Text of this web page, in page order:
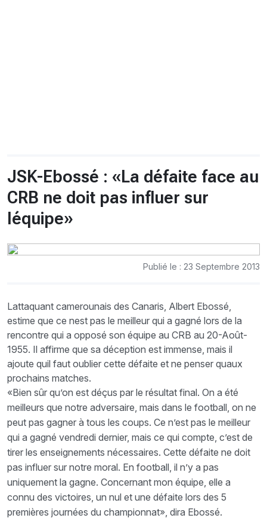
JSK-Ebossé : «La défaite face au
CRB ne doit pas influer sur
léquipe»
Publié le : 23 Septembre 2013
Lattaquant camerounais des Canaris, Albert Ebossé,
estime que ce nest pas le meilleur qui a gagné lors de la
rencontre qui a opposé son équipe au CRB au 20-Août-
1955. Il affirme que sa déception est immense, mais il
ajoute quil faut oublier cette défaite et ne penser quaux
prochains matches.
«Bien sûr qu’on est déçus par le résultat final. On a été
meilleurs que notre adversaire, mais dans le football, on ne
peut pas gagner à tous les coups. Ce n’est pas le meilleur
qui a gagné vendredi dernier, mais ce qui compte, c’est de
tirer les enseignements nécessaires. Cette défaite ne doit
pas influer sur notre moral. En football, il n’y a pas
uniquement la gagne. Concernant mon équipe, elle a
connu des victoires, un nul et une défaite lors des 5
premières journées du championnat», dira Ebossé.